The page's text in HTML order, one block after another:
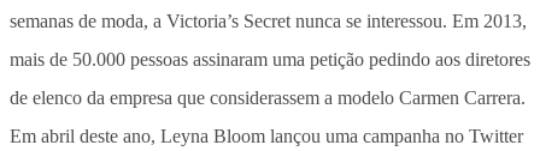
semanas de moda, a Victoria’s Secret nunca se interessou. Em 2013,
mais de 50.000 pessoas assinaram uma petição pedindo aos diretores
de elenco da empresa que considerassem a modelo Carmen Carrera.
Em abril deste ano, Leyna Bloom lançou uma campanha no Twitter